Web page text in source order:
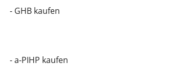
- GHB kaufen
- a-PIHP kaufen